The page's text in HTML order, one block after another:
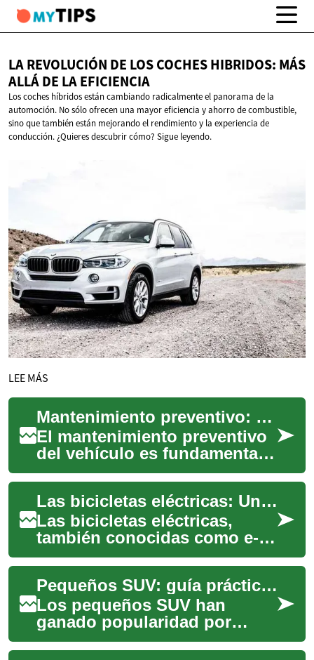
LA REVOLUCIÓN DE LOS COCHES HIBRIDOS: MÁS
ALLÁ DE LA EFICIENCIA
Los coches híbridos están cambiando radicalmente el panorama de la
automoción. No sólo ofrecen una mayor eficiencia y ahorro de combustible,
sino que también están mejorando el rendimiento y la experiencia de
conducción. ¿Quieres descubrir cómo? Sigue leyendo.
LEE MÁS
Mantenimiento preventivo: pilares para la fiabilidad del coche
El mantenimiento preventivo
del vehículo es fundamental
para asegurar su correcto
funcionamiento y prolongar
su vida ...
Las bicicletas eléctricas: Una revolución en dos ruedas
Las bicicletas eléctricas,
también conocidas como e-
bikes, están transformando la
forma en que nos movemos
por las ci...
Pequeños SUV: guía práctica para conducir en la ciudad
Los pequeños SUV han
ganado popularidad por
ofrecer la combinación de
espacio práctico y